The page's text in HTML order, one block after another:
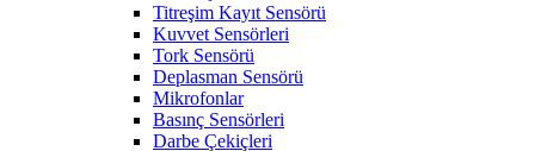
Titreşim Kayıt Sensörü
Kuvvet Sensörleri
Tork Sensörü
Deplasman Sensörü
Mikrofonlar
Basınç Sensörleri
Darbe Çekiçleri